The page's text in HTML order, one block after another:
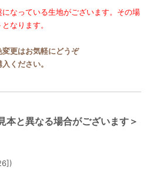
なっている生地がございます。その場
なります。
更はお気軽にどうぞ
ください。
と異なる場合がございます＞